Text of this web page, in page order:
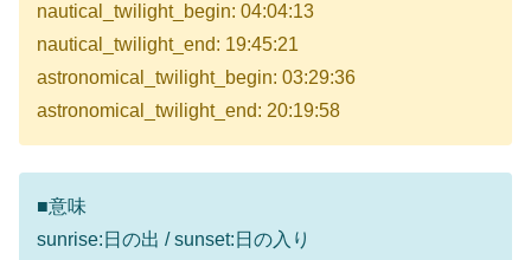
nautical_twilight_begin: 04:04:13
nautical_twilight_end: 19:45:21
astronomical_twilight_begin: 03:29:36
astronomical_twilight_end: 20:19:58
■意味
sunrise:日の出 / sunset:日の入り